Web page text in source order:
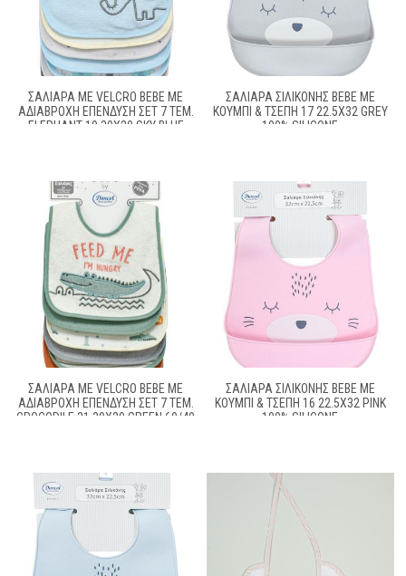
ΣΑΛΙΆΡΑ ΜΕ VELCRO BEBE ΜΕ
ΑΔΙΆΒΡΟΧΗ ΕΠΈΝΔΥΣΗ ΣΕΤ 7 ΤΕΜ.
ELEPHANT 19 30X20 SKY BLUE
ΣΑΛΙΆΡΑ ΣΙΛΙΚΌΝΗΣ BEBE ΜΕ
ΚΟΥΜΠΊ & ΤΣΈΠΗ 17 22.5X32 GREY
100% SILICONE
ΣΑΛΙΆΡΑ ΜΕ VELCRO BEBE ΜΕ
ΑΔΙΆΒΡΟΧΗ ΕΠΈΝΔΥΣΗ ΣΕΤ 7 ΤΕΜ.
CROCODILE 21 30X20 GREEN 60/40
ΣΑΛΙΆΡΑ ΣΙΛΙΚΌΝΗΣ BEBE ΜΕ
ΚΟΥΜΠΊ & ΤΣΈΠΗ 16 22.5X32 PINK
100% SILICONE